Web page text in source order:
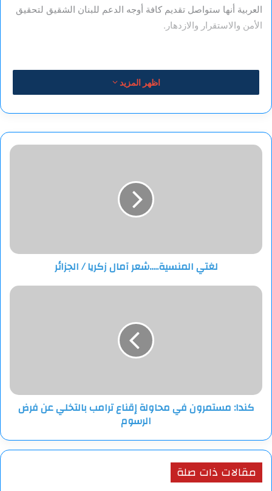
العربية أنها ستواصل تقديم كافة أوجه الدعم للبنان الشقيق لتحقيق
الأمن والاستقرار والازدهار.
اظهر المزيد
لغتي
لغتي المنسية.....شعر آمال زكريا / الجزائر
كندا:
فرض
الرسوم
كندا: مستمرون في محاولة إقناع ترامب بالتخلي عن فرض
الرسوم
مقالات ذات صلة